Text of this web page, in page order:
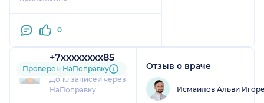
к этому специалисту.
просто приятный человек!
0
+7xxxxxxxx85
1 отзыв
До 10 записей через
НаПоправку
Проверен НаПоправку Отзыв о враче
Исмаилов Альви